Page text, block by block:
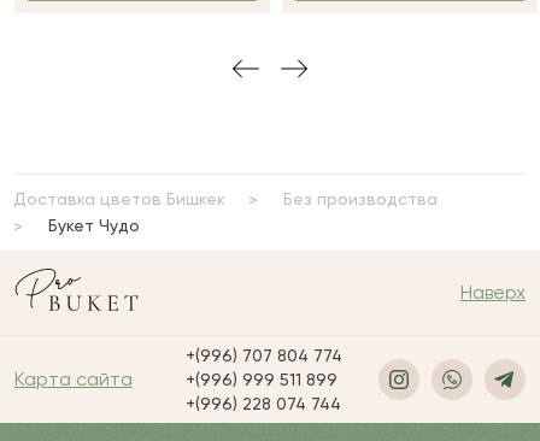
Доставка цветов Бишкек
Без производства
Букет Чудо
Наверх
Карта сайта
+(996) 707 804 774
+(996) 999 511 899
+(996) 228 074 744